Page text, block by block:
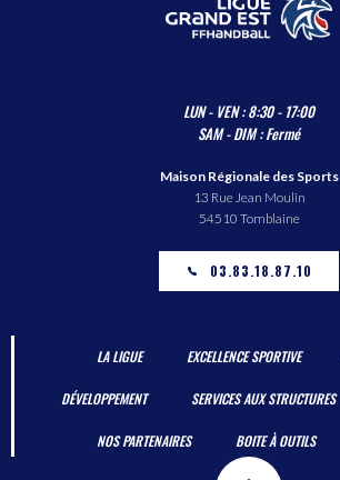
LUN - VEN : 8:30 - 17:00
SAM - DIM : Fermé
Maison Régionale des Sports
13 Rue Jean Moulin
54510 Tomblaine
03.83.18.87.10
LA LIGUE EXCELLENCE SPORTIVE
DÉVELOPPEMENT SERVICES AUX STRUCTURES
NOS PARTENAIRES BOITE À OUTILS